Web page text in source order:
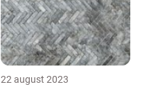
22 august 2023